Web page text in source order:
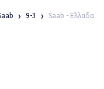
9-3 Saab - Ελλαδα